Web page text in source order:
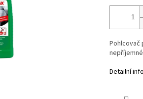
Pohlcovač
Detailní